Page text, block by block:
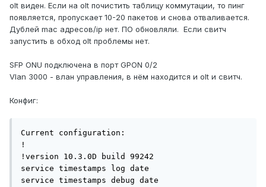
olt виден. Если на olt почистить таблицу коммутации, то пинг
появляется, пропускает 10-20 пакетов и снова отваливается.
Дублей mac адресов/ip нет. ПО обновляли. Если свитч
запустить в обход olt проблемы нет.
SFP ONU подключена в порт GPON 0/2
Vlan 3000 - влан управления, в нём находится и olt и свитч.
Конфиг:
Current configuration:
!
!version 10.3.0D build 99242
service timestamps log date
service timestamps debug date